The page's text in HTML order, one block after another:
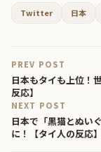
Twitter
日本
PREV POST
日本もタイも上位！
反応】
NEXT POST
日本で「黒猫とぬい
に！【タイ人の反応】